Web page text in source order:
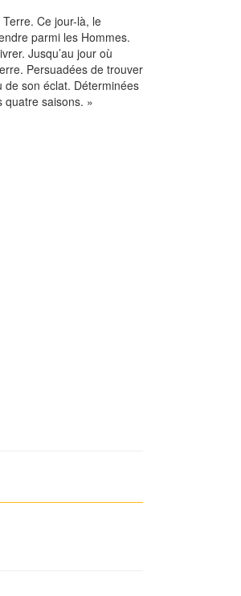
Ce jour-là, le
parmi les Hommes.
Jusqu’au jour où
Persuadées de trouver
de son éclat. Déterminées
quatre saisons. »